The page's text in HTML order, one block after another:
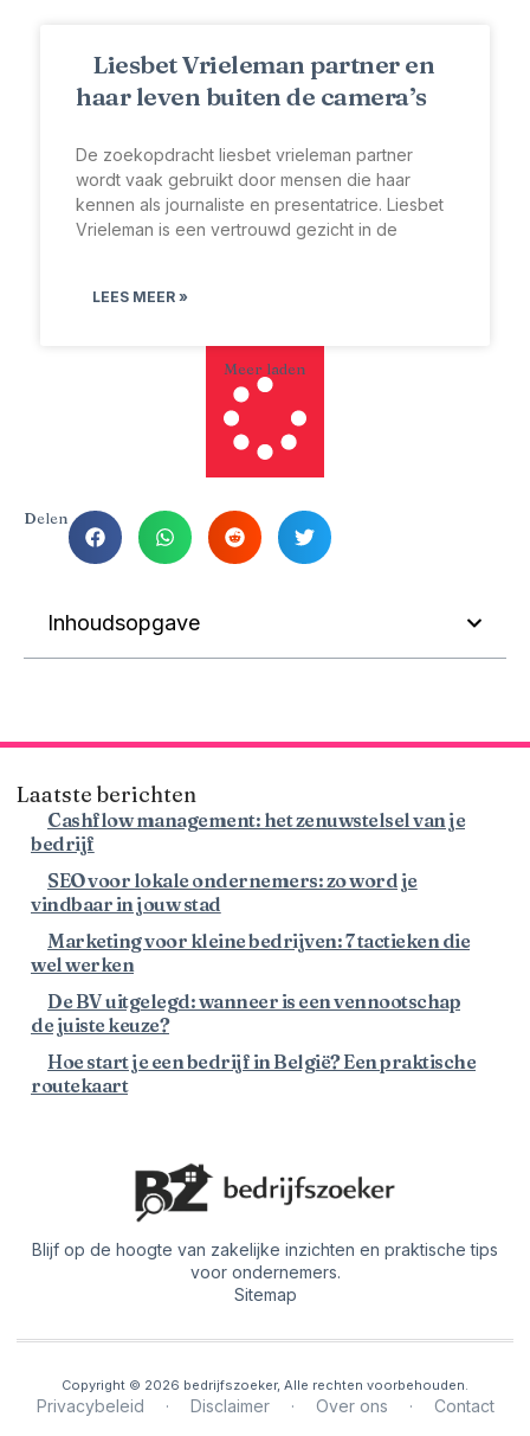
Liesbet Vrieleman partner en
haar leven buiten de camera’s
De zoekopdracht liesbet vrieleman partner
wordt vaak gebruikt door mensen die haar
kennen als journaliste en presentatrice. Liesbet
Vrieleman is een vertrouwd gezicht in de
LEES MEER »
Meer laden
Delen
Inhoudsopgave
Laatste berichten
Cashflow management: het zenuwstelsel van je
bedrijf
SEO voor lokale ondernemers: zo word je
vindbaar in jouw stad
Marketing voor kleine bedrijven: 7 tactieken die
wel werken
De BV uitgelegd: wanneer is een vennootschap
de juiste keuze?
Hoe start je een bedrijf in België? Een praktische
routekaart
Blijf op de hoogte van zakelijke inzichten en praktische tips
voor ondernemers.
Sitemap
Copyright © 2026 bedrijfszoeker, Alle rechten voorbehouden.
Privacybeleid · Disclaimer · Over ons · Contact